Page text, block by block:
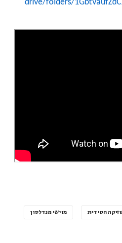
drive/folders/
חסידית מוישי מנדלסון